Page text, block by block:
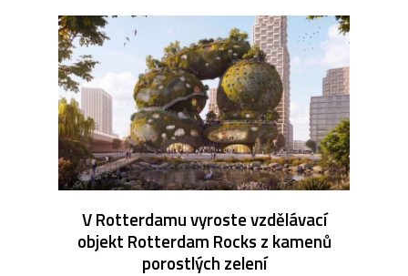
V Rotterdamu vyroste vzdělávací
objekt Rotterdam Rocks z kamenů
porostlých zelení